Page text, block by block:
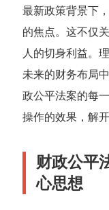
最新政策背景下
的焦点。这不仅
人的切身利益。
未来的财务布局
政公平法案的每
操作的效果，解
财政公平
心思想